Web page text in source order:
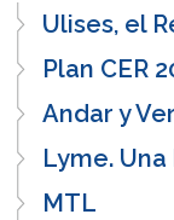
Ulises, el
Plan CER
Andar y Ver
Lyme.
MTL